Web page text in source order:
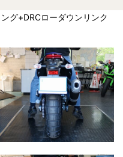
グ+DRCローダウンリンク